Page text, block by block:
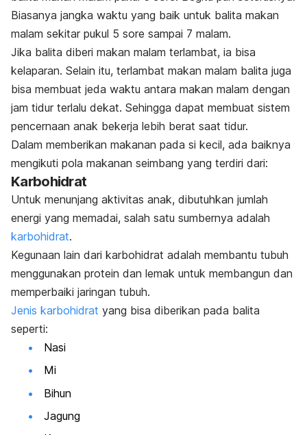
Biasanya jangka waktu yang baik untuk balita makan
malam sekitar pukul 5 sore sampai 7 malam.
Jika balita diberi makan malam terlambat, ia bisa
kelaparan. Selain itu, terlambat makan malam balita juga
bisa membuat jeda waktu antara makan malam dengan
jam tidur terlalu dekat. Sehingga dapat membuat sistem
pencernaan anak bekerja lebih berat saat tidur.
Dalam memberikan makanan pada si kecil, ada baiknya
mengikuti pola makanan seimbang yang terdiri dari:
Karbohidrat
Untuk menunjang aktivitas anak, dibutuhkan jumlah
energi yang memadai, salah satu sumbernya adalah
karbohidrat.
Kegunaan lain dari karbohidrat adalah membantu tubuh
menggunakan protein dan lemak untuk membangun dan
memperbaiki jaringan tubuh.
Jenis karbohidrat yang bisa diberikan pada balita
seperti:
Nasi
Mi
Bihun
Jagung